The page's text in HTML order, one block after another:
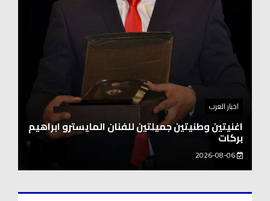
اخبار العرب
اغنيتين وطنيتين جميلتين للفنان المايسترو ابراهيم
بركات
2026-08-06